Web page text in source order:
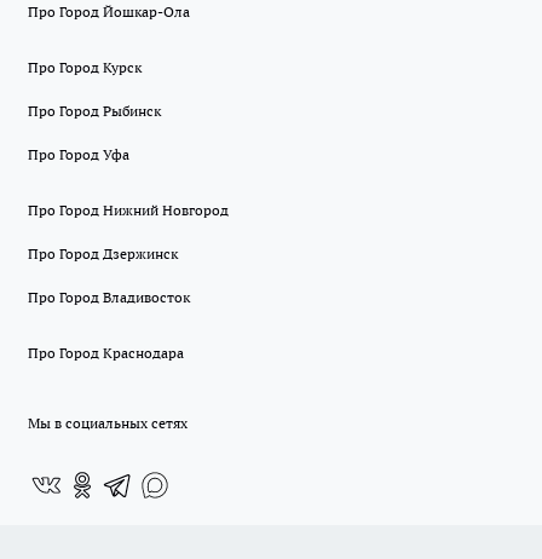
Про Город Йошкар-Ола
Про Город Курск
Про Город Рыбинск
Про Город Уфа
Про Город Нижний Новгород
Про Город Дзержинск
Про Город Владивосток
Про Город Краснодара
Мы в социальных сетях